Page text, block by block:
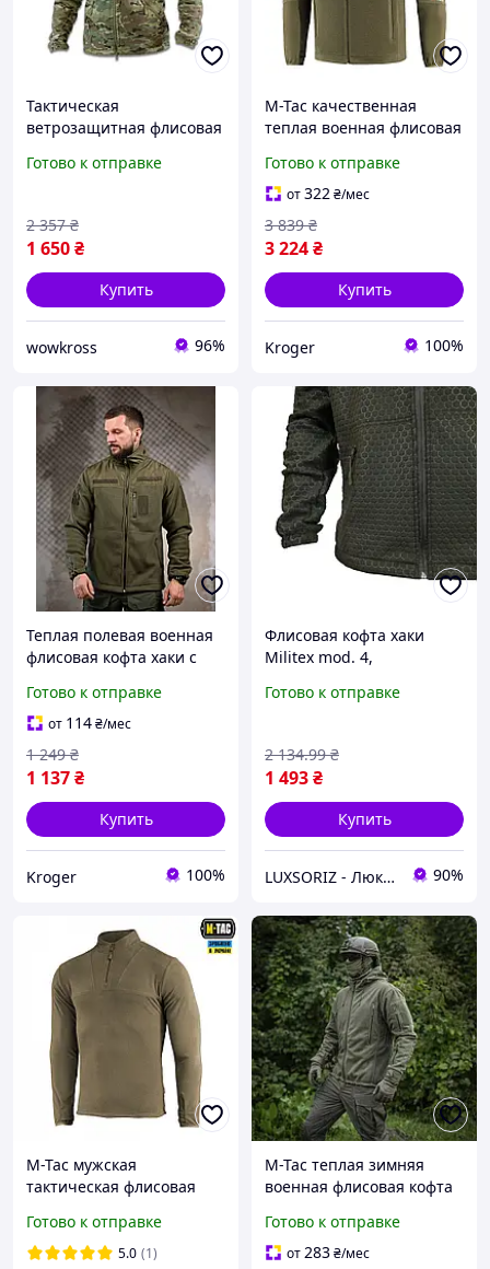
Тактическая
ветрозащитная флисовая
Militex mod. 5 Мультикам
Готово к отправке
1 650₴
2 357 ₴
Купить
wowkross 96%
M-Tac качественная
теплая военная флисовая
Готово к отправке
от322₴/мес
3 224₴
3 839 ₴
Купить
Kroger 100%
Теплая полевая военная
флисовая кофта хаки с
шевронов
Готово к отправке
от 114₴/мес
1 137₴
1 249 ₴
Купить
Kroger 100%
Флисовая кофта хаки
Militex mod. 4,
и активных операций
Готово к отправке
1 493₴
2 134.99 ₴
Купить
LUXSORIZ - Люксово ріжем ціни ✂️✨ 90%
M-Tac мужская
тактическая флисовая
теплая флиска на змейке
Delta Fleece Dark Olive
Готово к отправке
5.0 (1)
M-Tac теплая зимняя
военная флисовая кофта
Готово к отправке
от283₴/мес